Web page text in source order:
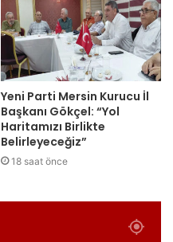
Yeni Parti Mersin Kurucu İl
Başkanı Gökçel: “Yol
Haritamızı Birlikte
Belirleyeceğiz”
18 saat önce